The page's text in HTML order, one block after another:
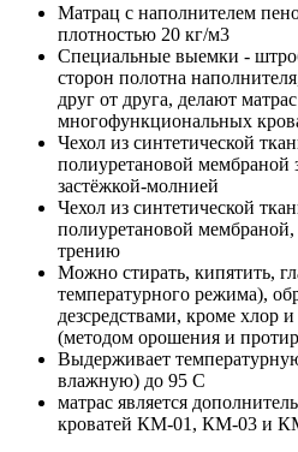
Матрац с наполнителем
плотностью 20 кг/м3
Специальные выемки -
сторон полотна
друг от друга, делают
многофункциональных
Чехол из синтетической
полиуретановой мембраной
застёжкой-молнией
Чехол из синтетической
полиуретановой
трению
Можно стирать, кипятить,
температурного режима),
дезсредствами, кроме хлор
(методом орошения и
Выдерживает
влажную) до 95 С
матрас является
кроватей КМ-01, КМ-03 и